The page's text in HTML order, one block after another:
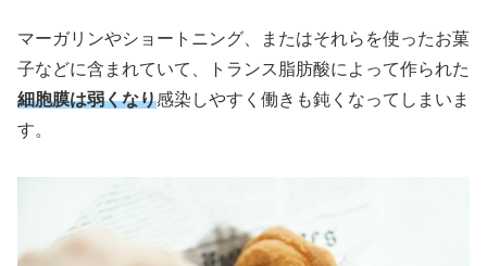
マーガリンやショートニング、またはそれらを使ったお菓
子などに含まれていて、トランス脂肪酸によって作られた
細胞膜は弱くなり感染しやすく働きも鈍くなってしまいま
す。